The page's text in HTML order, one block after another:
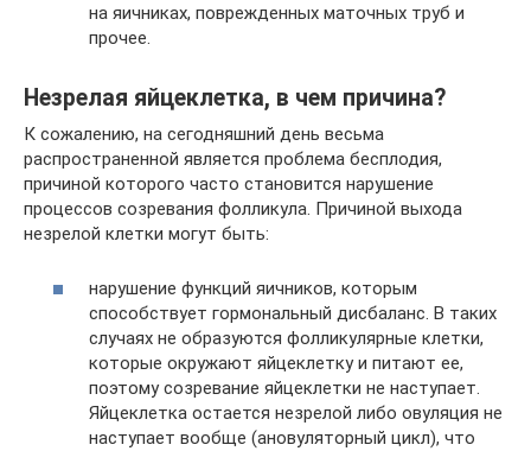
на яичниках, поврежденных маточных труб и
прочее.
Незрелая яйцеклетка, в чем причина?
К сожалению, на сегодняшний день весьма
распространенной является проблема бесплодия,
причиной которого часто становится нарушение
процессов созревания фолликула. Причиной выхода
незрелой клетки могут быть:
нарушение функций яичников, которым
способствует гормональный дисбаланс. В таких
случаях не образуются фолликулярные клетки,
которые окружают яйцеклетку и питают ее,
поэтому созревание яйцеклетки не наступает.
Яйцеклетка остается незрелой либо овуляция не
наступает вообще (ановуляторный цикл), что